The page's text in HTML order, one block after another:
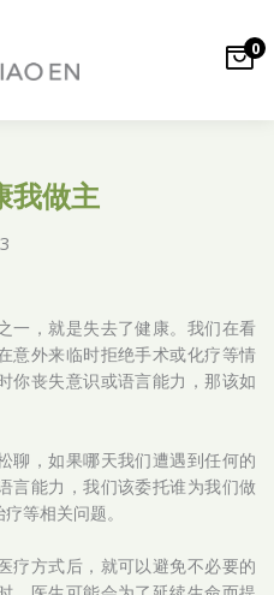
0
我做主
一，就是失去了健康。我们在看
意外来临时拒绝手术或化疗等情
你丧失意识或语言能力，那该如
聊，如果哪天我们遭遇到任何的
言能力，我们该委托谁为我们做
等相关问题。
疗方式后，就可以避免不必要的